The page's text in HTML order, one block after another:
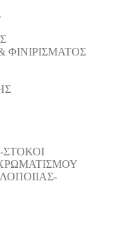
ΣΤΟΚΟΙ